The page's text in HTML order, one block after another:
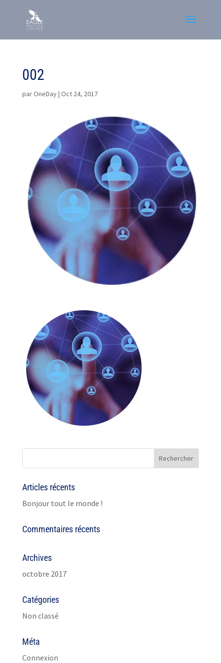
002
parOneDay| Oct 24, 2017
Articles récents
Bonjour tout le monde !
Commentaires récents
Archives
octobre 2017
Catégories
Non classé
Méta
Connexion